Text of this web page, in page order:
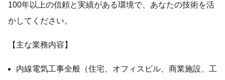
100年以上の信頼と実績がある環境で、あなたの技術を活
かしてください。
【主な業務内容】
内線電気工事全般（住宅、オフィスビル、商業施設、工